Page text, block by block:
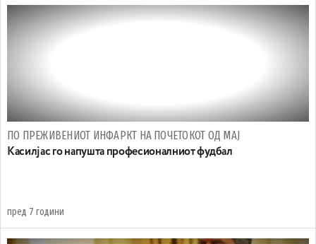
ПО ПРЕЖИВЕНИОТ ИНФАРКТ НА ПОЧЕТОКОТ ОД МАЈ
Касилјас го напушта професионалниот фудбал
пред 7 години